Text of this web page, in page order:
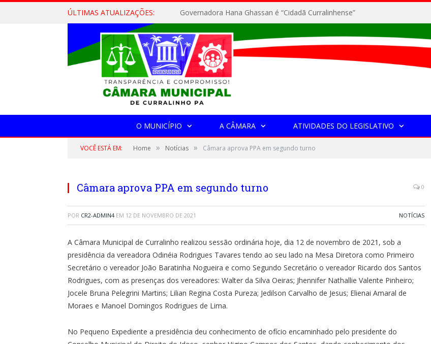
ÚLTIMAS ATUALIZAÇÕES: Governadora Hana Ghassan é “Cidadã Curralinhense”
O MUNICÍPIO A CÂMARA ATIVIDADES DO LEGISLATIVO
VOCÊ ESTÁ EM: Home » Notícias » Câmara aprova PPA em segundo turno
Câmara aprova PPA em segundo turno 0
POR CR2-ADMIN4 EM 12 DE NOVEMBRO DE 2021 NOTÍCIAS
A Câmara Municipal de Curralinho realizou sessão ordinária hoje, dia 12 de novembro de 2021, sob a
presidência da vereadora Odinéia Rodrigues Tavares tendo ao seu lado na Mesa Diretora como Primeiro
Secretário o vereador João Baratinha Nogueira e como Segundo Secretário o vereador Ricardo dos Santos
Rodrigues, com as presenças dos vereadores: Walter da Silva Oeiras; Jhennifer Nathallie Valente Pinheiro;
Jocele Bruna Pelegrini Martins; Lilian Regina Costa Pureza; Jedilson Carvalho de Jesus; Elienai Amaral de
Moraes e Manoel Domingos Rodrigues de Lima.
No Pequeno Expediente a presidência deu conhecimento de ofício encaminhado pelo presidente do